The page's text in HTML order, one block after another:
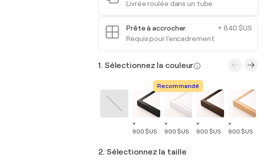
Livrée roulée dans un tube
+ 840 $US
Prête à accrocher
Requis pour l'encadrement
1. Sélectionnez la couleur
+
900 $US
Recommandé
+
900 $US
+
900 $US
+
900 $US
2. Sélectionnez la taille